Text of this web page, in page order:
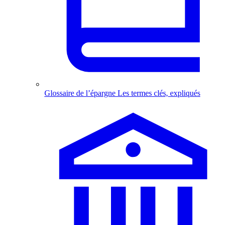
Glossaire de l’épargne Les termes clés, expliqués